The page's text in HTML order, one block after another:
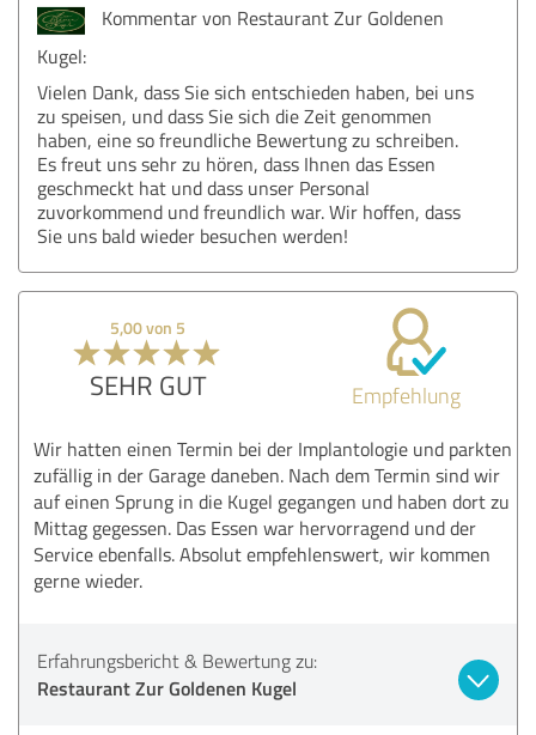
Kommentar von Restaurant Zur Goldenen
Kugel:
Vielen Dank, dass Sie sich entschieden haben, bei uns
zu speisen, und dass Sie sich die Zeit genommen
haben, eine so freundliche Bewertung zu schreiben.
Es freut uns sehr zu hören, dass Ihnen das Essen
geschmeckt hat und dass unser Personal
zuvorkommend und freundlich war. Wir hoffen, dass
Sie uns bald wieder besuchen werden!
5,00 von 5
SEHR GUT Empfehlung
Wir hatten einen Termin bei der Implantologie und parkten
zufällig in der Garage daneben. Nach dem Termin sind wir
auf einen Sprung in die Kugel gegangen und haben dort zu
Mittag gegessen. Das Essen war hervorragend und der
Service ebenfalls. Absolut empfehlenswert, wir kommen
gerne wieder.
Erfahrungsbericht & Bewertung zu:
Restaurant Zur Goldenen Kugel